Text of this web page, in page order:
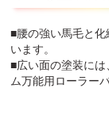
■腰の強い馬毛と
います。
■広い面の塗装に
ム万能用ローラー